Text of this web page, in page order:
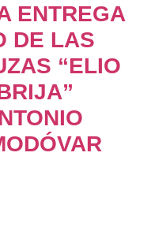
ENTREGA
DE LAS
“ELIO